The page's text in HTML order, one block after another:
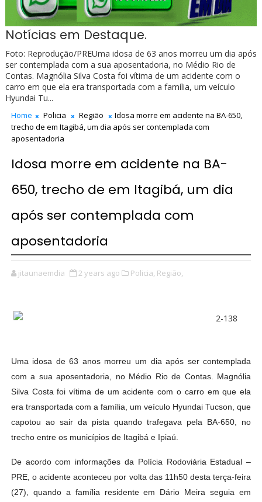
Notícias em Destaque.
Foto: Reprodução/PREUma idosa de 63 anos morreu um dia após
ser contemplada com a sua aposentadoria, no Médio Rio de
Contas. Magnólia Silva Costa foi vítima de um acidente com o
carro em que ela era transportada com a família, um veículo
Hyundai Tu...
Home Policia Região
Idosa morre em acidente na BA-650,
trecho de em Itagibá, um dia após ser contemplada com
aposentadoria
Idosa morre em acidente na BA-
650, trecho de em Itagibá, um dia
após ser contemplada com
aposentadoria
jitaunaemdia 2 years ago Policia, Região,
Uma idosa de 63 anos morreu um dia após ser contemplada
com a sua aposentadoria, no Médio Rio de Contas. Magnólia
Silva Costa foi vítima de um acidente com o carro em que ela
era transportada com a família, um veículo Hyundai Tucson, que
capotou ao sair da pista quando trafegava pela BA-650, no
trecho entre os municípios de Itagibá e Ipiaú.
De acordo com informações da Polícia Rodoviária Estadual –
PRE, o acidente aconteceu por volta das 11h50 desta terça-feira
(27), quando a família residente em Dário Meira seguia em